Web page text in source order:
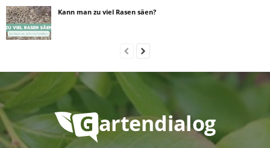
Kann man zu viel Rasen säen?